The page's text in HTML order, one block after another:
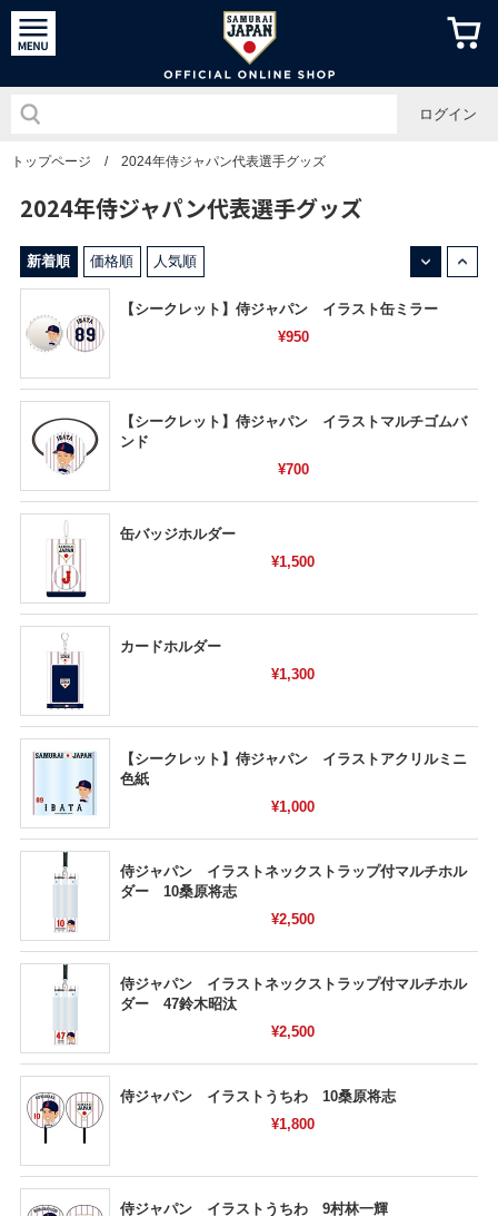
侍ジャパ
ログイン
トップページ / 2024年侍ジャパン代表選手グッズ
2024年侍ジャパン代表選手グッズ
新着順 価格順 人気順
【シークレット】侍ジャパン イラスト缶ミラー
¥950
【シークレット】侍ジャパン イラストマルチゴムバ
ンド
¥700
缶バッジホルダー
¥1,500
カードホルダー
¥1,300
【シークレット】侍ジャパン イラストアクリルミニ
色紙
¥1,000
侍ジャパン イラストネックストラップ付マルチホル
ダー 10桑原将志
¥2,500
侍ジャパン イラストネックストラップ付マルチホル
ダー 47鈴木昭汰
¥2,500
侍ジャパン イラストうちわ 10桑原将志
¥1,800
侍ジャパン イラストうちわ 9村林一輝